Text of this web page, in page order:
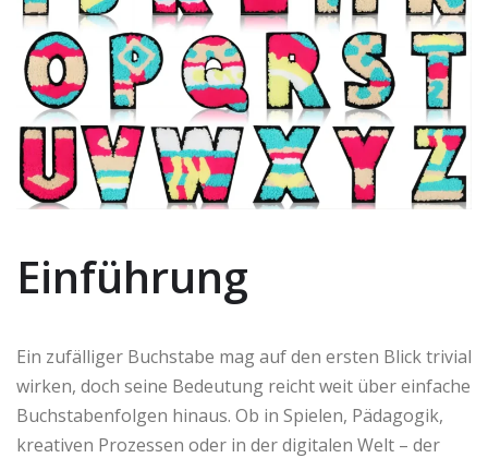
Einführung
Ein zufälliger Buchstabe mag auf den ersten Blick trivial
wirken, doch seine Bedeutung reicht weit über einfache
Buchstabenfolgen hinaus. Ob in Spielen, Pädagogik,
kreativen Prozessen oder in der digitalen Welt – der